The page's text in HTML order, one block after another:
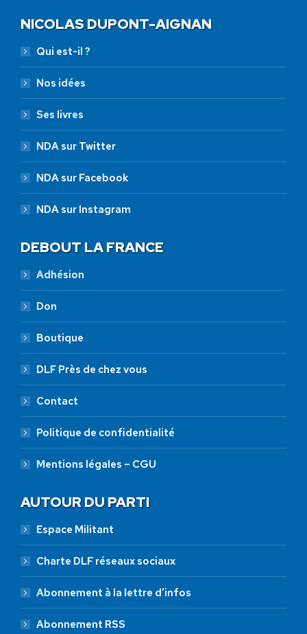
NICOLAS DUPONT-AIGNAN
Qui est-il ?
Nos idées
Ses livres
NDA sur Twitter
NDA sur Facebook
NDA sur Instagram
DEBOUT LA FRANCE
Adhésion
Don
Boutique
DLF Près de chez vous
Contact
Politique de confidentialité
Mentions légales – CGU
AUTOUR DU PARTI
Espace Militant
Charte DLF réseaux sociaux
Abonnement à la lettre d’infos
Abonnement RSS